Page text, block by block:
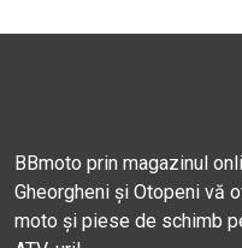
BBmoto prin magazinul
Gheorgheni și Otopeni vă
moto și piese de schimb